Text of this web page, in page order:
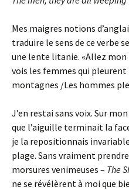
Mes maigres notions
traduire le sens de ce verbe
une lente litanie. «Allez mon
vois les femmes qui
montagnes /Les hommes
J’en restai sans voix. Sur
que l’aiguille terminait la
je la repositionnais
plage. Sans vraiment
morsures venimeuses – The
ne se révélèrent à moi que